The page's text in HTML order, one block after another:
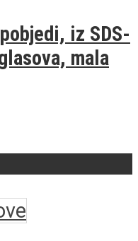
iz SDS-
mala